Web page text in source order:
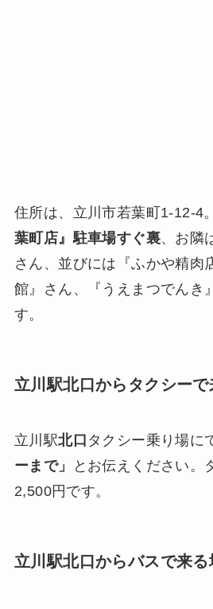
住所は、立川市若葉町1-12-4。
葉町店』駐車場すぐ裏、お隣
さん、並びには『ふかや精肉
館』さん、『うえまつでんき
す。
立川駅北口からタクシー
立川駅北口 タクシー乗り場に
ーまで」
とお伝えください。
2,500円です。
立川駅北口からバスで来る